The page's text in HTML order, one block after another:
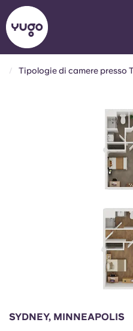
Account
Seleziona un paese
English (US)
Chinese
Portuguese
Tipologie di camere presso
SYDNEY, MINNEAPOLIS